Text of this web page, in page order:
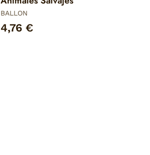
BALLON
4,76 €